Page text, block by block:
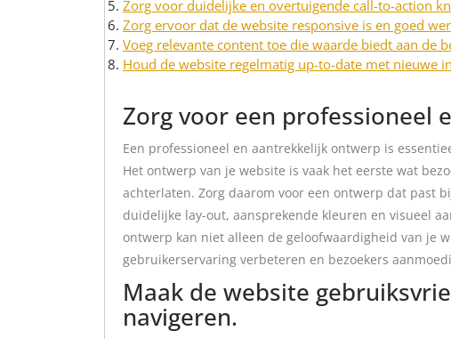
Zorg voor duidelijke en overtuigende call-to-action
Zorg ervoor dat de website responsive is en goed
Voeg relevante content toe die waarde biedt aan de
Houd de website regelmatig up-to-date met nieuwe
Zorg voor een professioneel
Een professioneel en aantrekkelijk ontwerp is
Het ontwerp van je website is vaak het eerste wat
achterlaten. Zorg daarom voor een ontwerp dat past
duidelijke lay-out, aansprekende kleuren en visueel
ontwerp kan niet alleen de geloofwaardigheid van je
gebruikerservaring verbeteren en bezoekers
Maak de website
navigeren.